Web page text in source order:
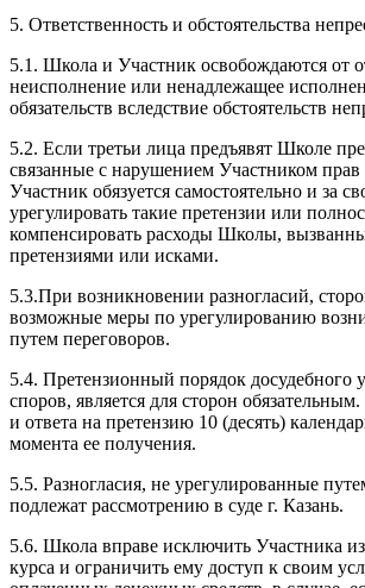
5. Ответственность и обстоятельства
5.1. Школа и Участник освобождаются от
неисполнение или ненадлежащее
обязательств вследствие обстоятельств
5.2. Если третьи лица предъявят Школе
связанные с нарушением Участником прав
Участник обязуется самостоятельно и за
урегулировать такие претензии или
компенсировать расходы Школы,
претензиями или исками.
5.3.При возникновении разногласий,
возможные меры по урегулированию
путем переговоров.
5.4. Претензионный порядок досудебного
споров, является для сторон
и ответа на претензию 10 (десять)
момента ее получения.
5.5. Разногласия, не урегулированные
подлежат рассмотрению в суде г. Казань.
5.6. Школа вправе исключить Участника
курса и ограничить ему доступ к своим